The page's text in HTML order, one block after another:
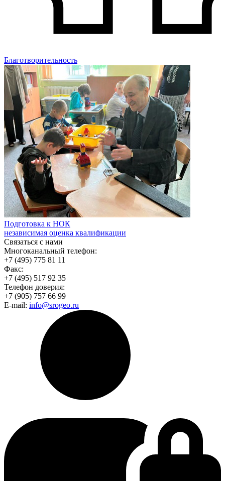
Благотворительность
Подготовка к НОК
независимая оценка квалификации
Связаться с нами
Многоканальный телефон:
+7 (495) 775 81 11
Факс:
+7 (495) 517 92 35
Телефон доверия:
+7 (905) 757 66 99
E-mail: info@srogeo.ru